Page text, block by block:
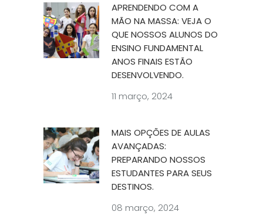
APRENDENDO COM A
MÃO NA MASSA: VEJA O
QUE NOSSOS ALUNOS DO
ENSINO FUNDAMENTAL
ANOS FINAIS ESTÃO
DESENVOLVENDO.
11 março, 2024
MAIS OPÇÕES DE AULAS
AVANÇADAS:
PREPARANDO NOSSOS
ESTUDANTES PARA SEUS
DESTINOS.
08 março, 2024